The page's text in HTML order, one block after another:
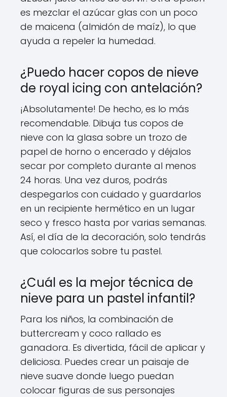
es mezclar el azúcar glas con un poco
de maicena (almidón de maíz), lo que
ayuda a repeler la humedad.
¿Puedo hacer copos de nieve
de royal icing con antelación?
¡Absolutamente! De hecho, es lo más
recomendable. Dibuja tus copos de
nieve con la glasa sobre un trozo de
papel de horno o encerado y déjalos
secar por completo durante al menos
24 horas. Una vez duros, podrás
despegarlos con cuidado y guardarlos
en un recipiente hermético en un lugar
seco y fresco hasta por varias semanas.
Así, el día de la decoración, solo tendrás
que colocarlos sobre tu pastel.
¿Cuál es la mejor técnica de
nieve para un pastel infantil?
Para los niños, la combinación de
buttercream y coco rallado es
ganadora. Es divertida, fácil de aplicar y
deliciosa. Puedes crear un paisaje de
nieve suave donde luego puedan
colocar figuras de sus personajes